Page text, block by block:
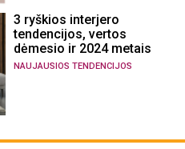
3 ryškios interjero
tendencijos, vertos
dėmesio ir 2024 metais
NAUJAUSIOS TENDENCIJOS